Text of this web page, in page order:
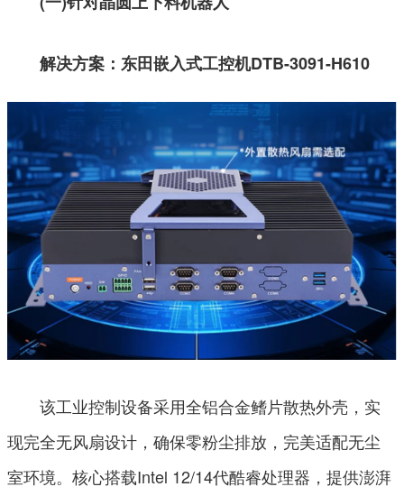
解决方案：东田嵌入式工控机DTB-3091-H610
该工业控制设备采用全铝合金鳍片散热外壳，实
现完全无风扇设计，确保零粉尘排放，完美适配无尘
室环境。核心搭载Intel 12/14代酷睿处理器，提供澎湃